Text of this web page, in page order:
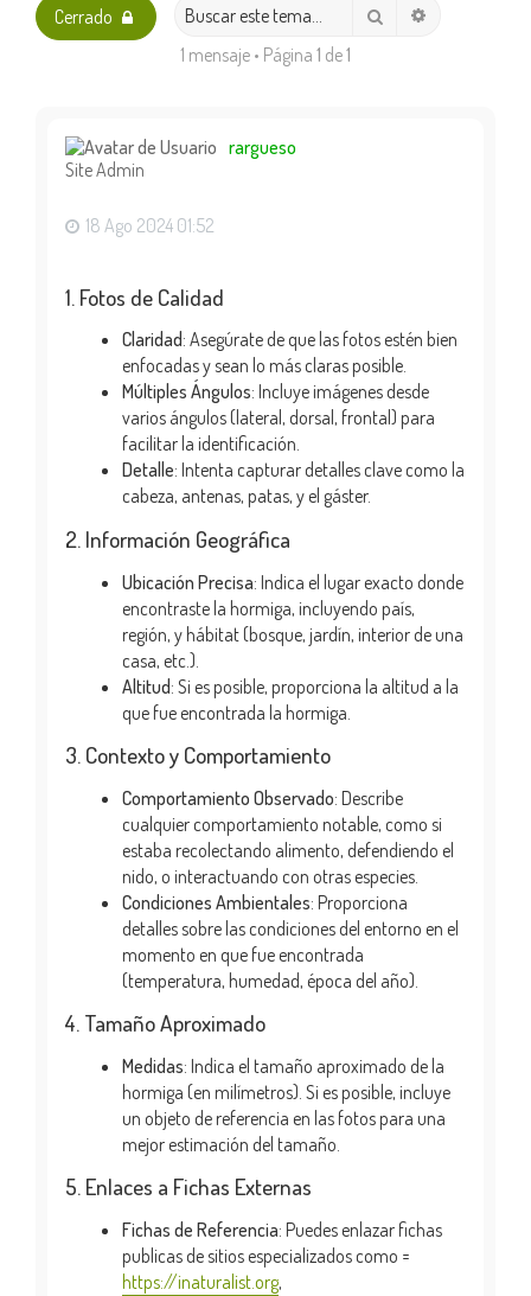
Cerrado Buscar
1 mensaje • Página 1 de1
rargueso
Site Admin
18 Ago 2024 01:52
1. Fotos de Calidad
Claridad: Asegúrate de que las fotos estén bien
enfocadas y sean lo más claras posible.
Múltiples Ángulos: Incluye imágenes desde
varios ángulos (lateral, dorsal, frontal) para
facilitar la identificación.
Detalle: Intenta capturar detalles clave como la
cabeza, antenas, patas, y el gáster.
2. Información Geográfica
Ubicación Precisa: Indica el lugar exacto donde
encontraste la hormiga, incluyendo país,
región, y hábitat (bosque, jardín, interior de una
casa, etc.).
Altitud: Si es posible, proporciona la altitud a la
que fue encontrada la hormiga.
3. Contexto y Comportamiento
Comportamiento Observado: Describe
cualquier comportamiento notable, como si
estaba recolectando alimento, defendiendo el
nido, o interactuando con otras especies.
Condiciones Ambientales: Proporciona
detalles sobre las condiciones del entorno en el
momento en que fue encontrada
(temperatura, humedad, época del año).
4. Tamaño Aproximado
Medidas: Indica el tamaño aproximado de la
hormiga (en milímetros). Si es posible, incluye
un objeto de referencia en las fotos para una
mejor estimación del tamaño.
5. Enlaces a Fichas Externas
Fichas de Referencia: Puedes enlazar fichas
publicas de sitios especializados como =
https://inaturalist.org,